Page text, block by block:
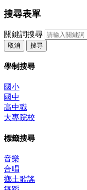
搜尋表單
關鍵詞搜尋
取消 搜尋
學制搜尋
國小
國中
高中職
大專院校
標籤搜尋
音樂
合唱
鄉土歌謠